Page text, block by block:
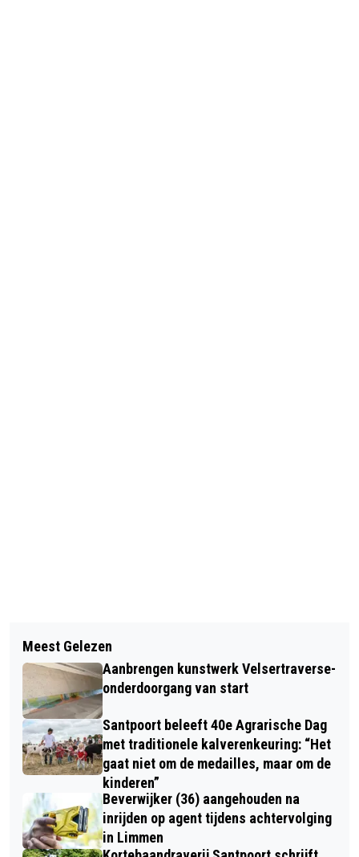
MOONLIGHT SERENADE 85 JAAR,
MAAR... OUDE LIEFDE ROEST NIET
UPDATE 3: VIJFDUIZEND KILOMETER
FIETSEN DOOR AMERIKA VOOR
DOCHTERTJE MET USHER SYNDROOM
Meest Gelezen
Aanbrengen kunstwerk Velsertraverse-
onderdoorgang van start
Santpoort beleeft 40e Agrarische Dag
met traditionele kalverenkeuring: “Het
gaat niet om de medailles, maar om de
kinderen”
Beverwijker (36) aangehouden na
inrijden op agent tijdens achtervolging
in Limmen